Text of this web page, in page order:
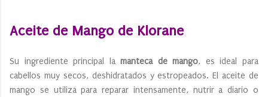
Aceite de Mango de Klorane
Su ingrediente principal lamanteca de mango, es ideal para
cabellos muy secos, deshidratados y estropeados. El aceite de
mango se utiliza para reparar intensamente, nutrir a diario o